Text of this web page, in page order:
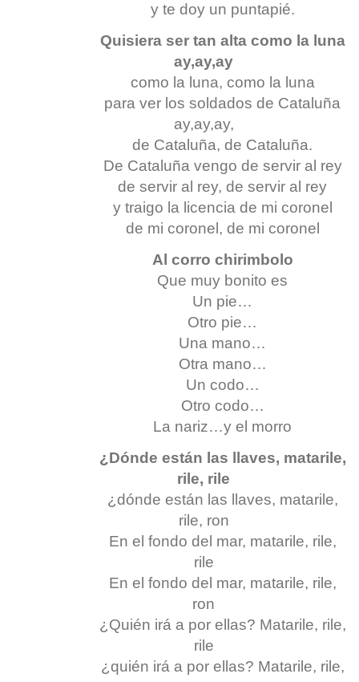
y te doy un puntapié.
Quisiera ser tan alta como la luna
ay,ay,ay
como la luna, como la luna
para ver los soldados de Cataluña
ay,ay,ay,
de Cataluña, de Cataluña.
De Cataluña vengo de servir al rey
de servir al rey, de servir al rey
y traigo la licencia de mi coronel
de mi coronel, de mi coronel
Al corro chirimbolo
Que muy bonito es
Un pie…
Otro pie…
Una mano…
Otra mano…
Un codo…
Otro codo…
La nariz…y el morro
¿Dónde están las llaves, matarile,
rile, rile
¿dónde están las llaves, matarile,
rile, ron
En el fondo del mar, matarile, rile,
rile
En el fondo del mar, matarile, rile,
ron
¿Quién irá a por ellas? Matarile, rile,
rile
¿quién irá a por ellas? Matarile, rile,